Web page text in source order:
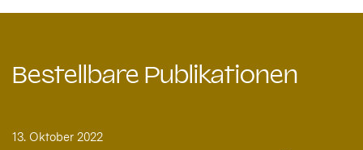
Bestellbare Publikationen
13. Oktober 2022